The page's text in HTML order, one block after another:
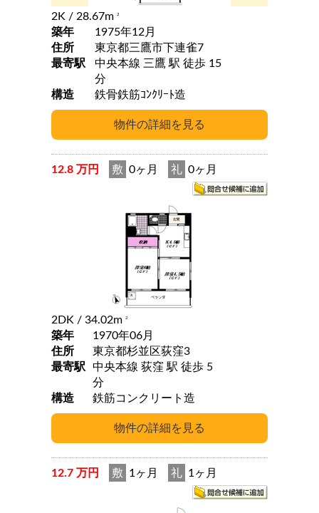
2K / 28.67m 2
築年
1975年12月
住所
東京都三鷹市下連雀7
最寄駅
中央本線 三鷹 駅 徒歩 15
分
構造
鉄骨鉄筋ｺﾝｸﾘｰﾄ造
12.8 万円 敷 0ヶ月 礼 0ヶ月
2DK / 34.02m 2
築年
1970年06月
住所
東京都杉並区荻窪3
最寄駅
中央本線 荻窪 駅 徒歩 5
分
構造
鉄筋コンクリート造
12.7 万円 敷 1ヶ月 礼 1ヶ月